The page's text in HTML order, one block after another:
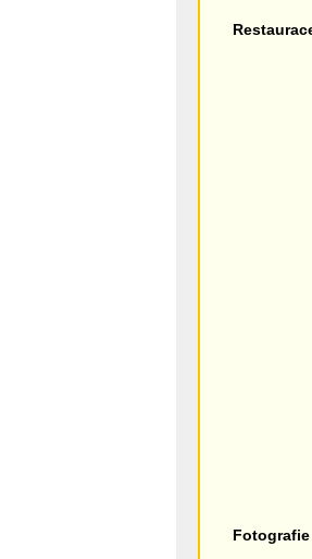
Fotografie